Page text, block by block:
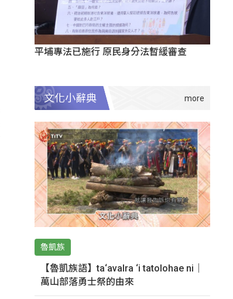
平埔專法已施行 原民身分法暫緩審查
文化小辭典
魯凱族
【魯凱族語】ta‘avalra ‘i tatolohae ni｜
萬山部落勇士祭的由來